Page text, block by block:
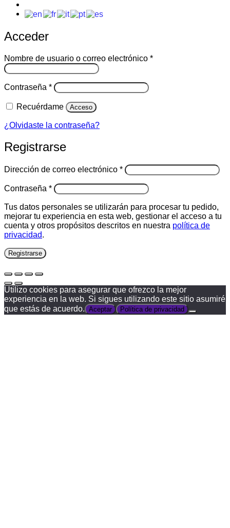
Acceder
Nombre de usuario o correo electrónico *Obligatorio
Contraseña *Obligatorio
Recuérdame Acceso
¿Olvidaste la contraseña?
Registrarse
Dirección de correo electrónico *Obligatorio
Contraseña *Obligatorio
Tus datos personales se utilizarán para procesar tu pedido,
mejorar tu experiencia en esta web, gestionar el acceso a tu
cuenta y otros propósitos descritos en nuestra política de
privacidad.
Registrarse
Utilizo cookies para asegurar que ofrezco la mejor
experiencia en la web. Si sigues utilizando este sitio asumiré
que estás de acuerdo. Aceptar Política de privacidad